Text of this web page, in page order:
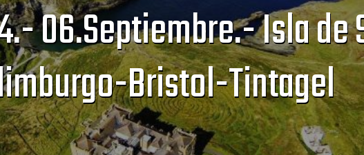
06.Septiembre.- Isla de
Bristol-Tintagel